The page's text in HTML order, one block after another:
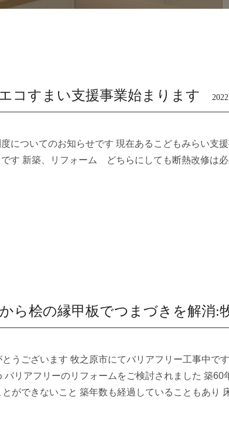
コすまい支援事業始まります
についてのお知らせです 現在あるこどもみらい支
新築、リフォーム どちらにしても断熱改修は必
桧の縁甲板でつまづきを解消:
うございます 牧之原市にてバリアフリー工事中で
バリアフリーのリフォームをご検討されました 築60
ができないこと 築年数も経過していることもあり